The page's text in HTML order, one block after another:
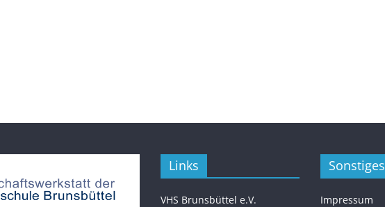
Links
VHS Brunsbüttel e.V.
Sonstiges
Impressum